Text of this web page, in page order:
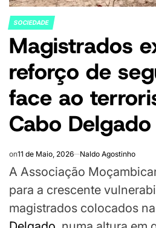
POSTED
IN
SOCIEDADE
Magistrados
reforço de
face ao
Cabo Delgado
on11 de Maio, 2026 Naldo Agostinho
A Associação
para a crescente
magistrados colocados